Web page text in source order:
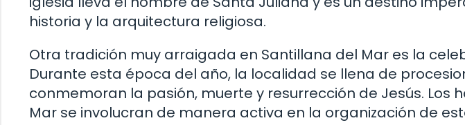
historia y la arquitectura religiosa.
Otra tradición muy arraigada en Santillana del Mar es la
Durante esta época del año, la localidad se llena de
conmemoran la pasión, muerte y resurrección de Jesús. Los
Mar se involucran de manera activa en la organización de